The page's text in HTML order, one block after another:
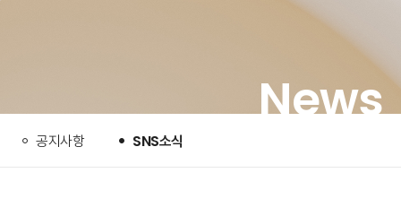
News
공지사항 SNS소식